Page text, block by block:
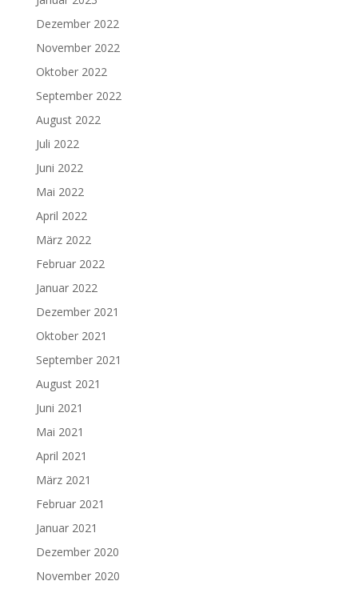
Dezember 2022
November 2022
Oktober 2022
September 2022
August 2022
Juli 2022
Juni 2022
Mai 2022
April 2022
März 2022
Februar 2022
Januar 2022
Dezember 2021
Oktober 2021
September 2021
August 2021
Juni 2021
Mai 2021
April 2021
März 2021
Februar 2021
Januar 2021
Dezember 2020
November 2020